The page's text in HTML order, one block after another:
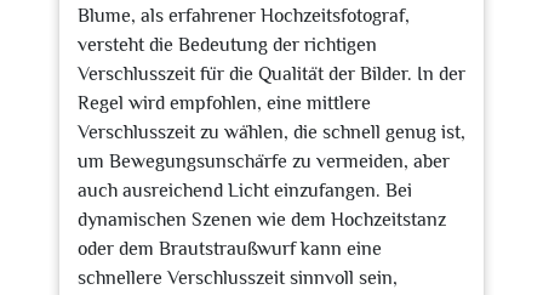
Blume, als erfahrener Hochzeitsfotograf,
versteht die Bedeutung der richtigen
Verschlusszeit für die Qualität der Bilder. In der
Regel wird empfohlen, eine mittlere
Verschlusszeit zu wählen, die schnell genug ist,
um Bewegungsunschärfe zu vermeiden, aber
auch ausreichend Licht einzufangen. Bei
dynamischen Szenen wie dem Hochzeitstanz
oder dem Brautstraußwurf kann eine
schnellere Verschlusszeit sinnvoll sein,